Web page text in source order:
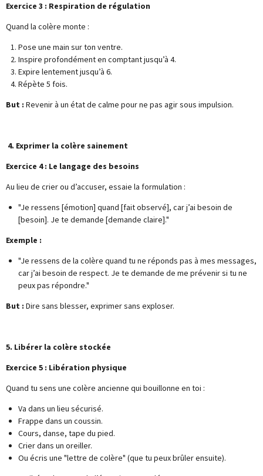
Exercice 3 : Respiration de régulation
Quand la colère monte :
Pose une main sur ton ventre.
Inspire profondément en comptant jusqu’à 4.
Expire lentement jusqu’à 6.
Répète 5 fois.
But : Revenir à un état de calme pour ne pas agir sous impulsion.
4. Exprimer la colère sainement
Exercice 4 : Le langage des besoins
Au lieu de crier ou d’accuser, essaie la formulation :
"Je ressens [émotion] quand [fait observé], car j’ai besoin de
[besoin]. Je te demande [demande claire]."
Exemple :
"Je ressens de la colère quand tu ne réponds pas à mes messages,
car j’ai besoin de respect. Je te demande de me prévenir si tu ne
peux pas répondre."
But : Dire sans blesser, exprimer sans exploser.
5. Libérer la colère stockée
Exercice 5 : Libération physique
Quand tu sens une colère ancienne qui bouillonne en toi :
Va dans un lieu sécurisé.
Frappe dans un coussin.
Cours, danse, tape du pied.
Crier dans un oreiller.
Ou écris une "lettre de colère" (que tu peux brûler ensuite).